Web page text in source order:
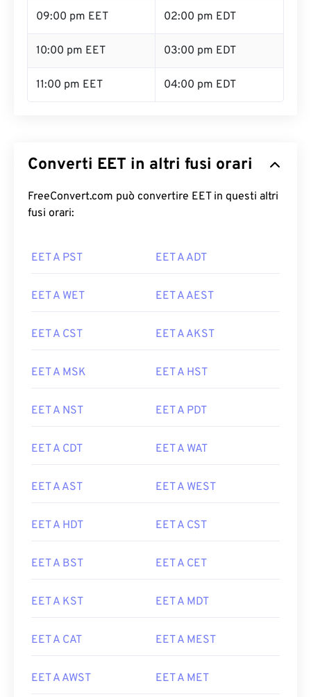
09:00 pm EET 02:00 pm EDT
10:00 pm EET 03:00 pm EDT
11:00 pm EET 04:00 pm EDT
Converti EET in altri fusi orari
FreeConvert.com può convertire EET in questi altri
fusi orari:
EET A PST EET A ADT
EET A WET EET A AEST
EET A CST EET A AKST
EET A MSK EET A HST
EET A NST EET A PDT
EET A CDT EET A WAT
EET A AST EET A WEST
EET A HDT EET A CST
EET A BST EET A CET
EET A KST EET A MDT
EET A CAT EET A MEST
EET A AWST EET A MET